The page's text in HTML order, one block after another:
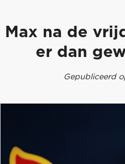
Max na de
er dan
Gepubliceerd